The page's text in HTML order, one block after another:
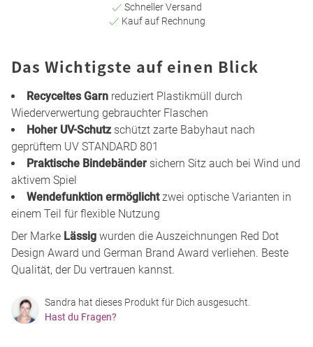
Schneller Versand
Kauf auf Rechnung
Das Wichtigste auf einen Blick
Recyceltes Garn reduziert Plastikmüll durch
Wiederverwertung gebrauchter Flaschen
Hoher UV-Schutzschützt zarte Babyhaut nach
geprüftem UV STANDARD 801
Praktische Bindebänder sichern Sitz auch bei Wind und
aktivem Spiel
Wendefunktion ermöglichtzwei optische Varianten in
einem Teil für flexible Nutzung
Der Marke Lässig wurden die Auszeichnungen Red Dot
Design Award und German Brand Award verliehen. Beste
Qualität, der Du vertrauen kannst.
Sandra hat dieses Produkt für Dich ausgesucht.
Hast du Fragen?